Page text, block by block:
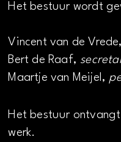
Het bestuur wordt
Vincent van de Vrede,
Bert de Raaf,
Maartje van Meijel,
Het bestuur
werk.